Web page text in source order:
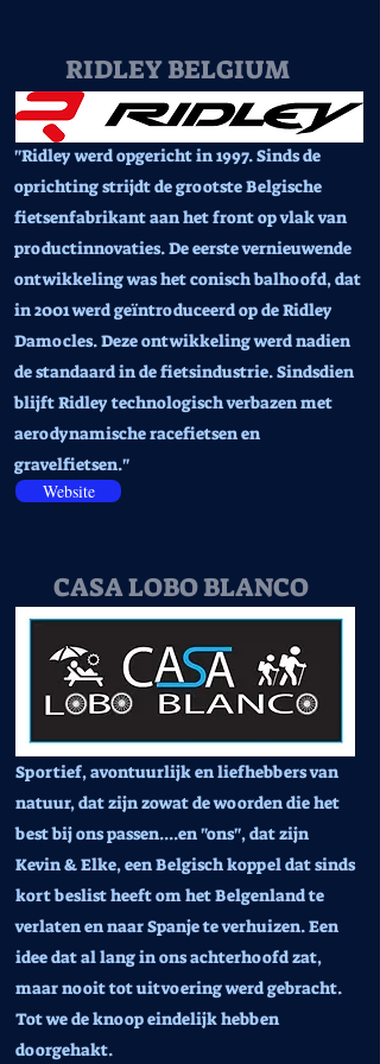
RIDLEY BELGIUM
"Ridley werd opgericht in 1997. Sinds de
oprichting strijdt de grootste Belgische
fietsenfabrikant aan het front op vlak van
productinnovaties. De eerste vernieuwende
ontwikkeling was het conisch balhoofd, dat
in 2001 werd geïntroduceerd op de Ridley
Damocles. Deze ontwikkeling werd nadien
de standaard in de fietsindustrie. Sindsdien
blijft Ridley technologisch verbazen met
aerodynamische racefietsen en
gravelfietsen."
Website
CASA LOBO BLANCO
Sportief, avontuurlijk en liefhebbers van
natuur, dat zijn zowat de woorden die het
best bij ons passen....en "ons", dat zijn
Kevin & Elke, een Belgisch koppel dat sinds
kort beslist heeft om het Belgenland te
verlaten en naar Spanje te verhuizen. Een
idee dat al lang in ons achterhoofd zat,
maar nooit tot uitvoering werd gebracht.
Tot we de knoop eindelijk hebben
doorgehakt.